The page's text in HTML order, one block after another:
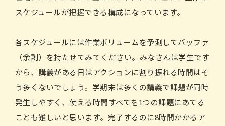
スケジュールが把握できる構成になっています。
各スケジュールには作業ボリュームを予測してバッファ
（余剰）を持たせてみてください。みなさんは学生です
から、講義がある日はアクションに割り振れる時間はそ
う多くないでしょう。学期末は多くの講義で課題が同時
発生しやすく、使える時間すべてを1つの課題にあてる
ことも難しいと思います。完了するのに8時間かかるア